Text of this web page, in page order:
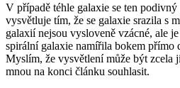
V případě téhle galaxie se ten
vysvětluje tím, že se galaxie srazila s
galaxií nejsou vysloveně vzácné, ale
spirální galaxie namířila bokem přímo
Myslím, že vysvětlení může být zcela
mnou na konci článku souhlasit.